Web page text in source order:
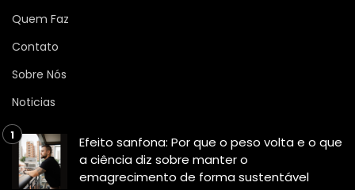
Quem Faz
Contato
Sobre Nós
Noticias
Efeito sanfona: Por que o peso volta e o que
a ciência diz sobre manter o
emagrecimento de forma sustentável